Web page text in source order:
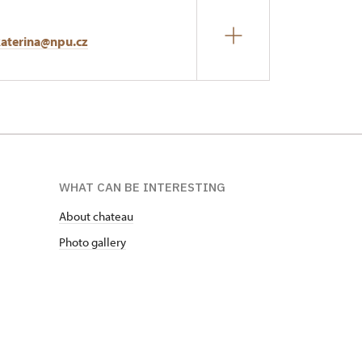
WHAT CAN BE INTERESTING
About chateau
Photo gallery